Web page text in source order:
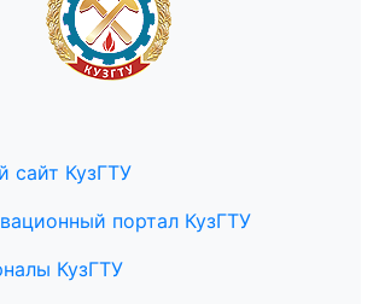
сайт КузГТУ
портал КузГТУ
КузГТУ